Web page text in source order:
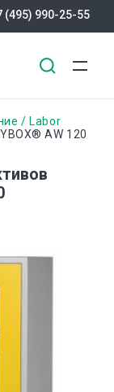
(495) 990-25-55
Labor
AW 120